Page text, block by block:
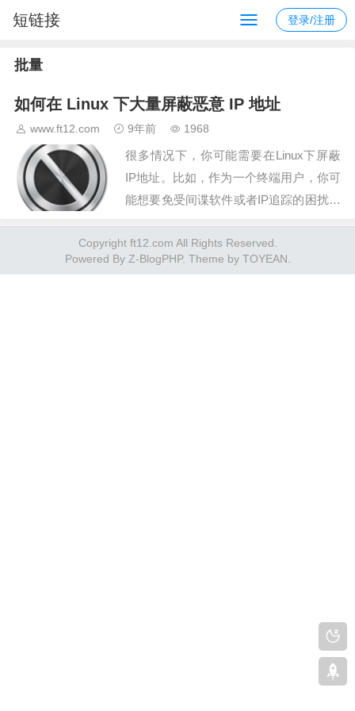
短链接 登录/注册
批量
如何在 Linux 下大量屏蔽恶意 IP 地址
www.ft12.com 9年前 1968
很多情况下，你可能需要在Linux下屏蔽
IP地址。比如，作为一个终端用户，你可
能想要免受间谍软件或者IP追踪的困扰。
过滤反P2P活动的网络链接。如果你是一
名系统管理员，你可能想要禁止垃圾IP地
Copyright ft12.com All Rights Reserved.
Powered By Z-BlogPHP. Theme by TOYEAN